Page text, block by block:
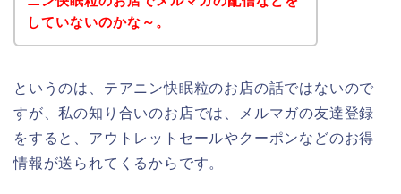
していないのかな～。
というのは、テアニン快眠粒のお店の話ではないので
すが、私の知り合いのお店では、メルマガの友達登録
をすると、アウトレットセールやクーポンなどのお得
情報が送られてくるからです。